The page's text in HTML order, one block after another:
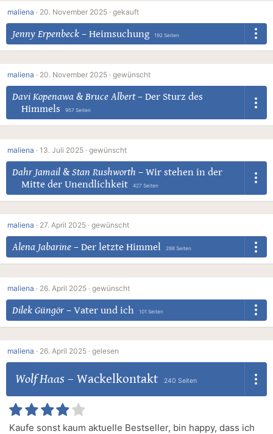
maliena · 20. November 2025 · gekauft
Jenny Erpenbeck – Heimsuchung 192 Seiten
maliena · 20. November 2025 · gewünscht
Davi Kopenawa &Bruce Albert– Der Sturz des
Himmels
957 Seiten
maliena · 13. Juli 2025 · gewünscht
Dahr Jamail &Stan Rushworth – Wir stehen in der
Mitte der Unendlichkeit
427 Seiten
maliena · 27. April 2025 · gewünscht
Alena Jabarine – Der letzte Himmel 288 Seiten
maliena · 26. April 2025 · gewünscht
Dilek Güngör– Vater und ich 101 Seiten
maliena · 26. April 2025 · gelesen
Wolf Haas – Wackelkontakt 240 Seiten
Kaufe sonst kaum aktuelle Bestseller, bin happy, dass ich